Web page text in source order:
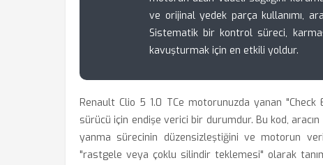
ve orijinal yedek parça kullanımı,
Sistematik bir kontrol süreci,
kavuşturmak için en etkili yoldur.
Renault Clio 5 1.0 TCe motorunuzda yanan "Check
sürücü için endişe verici bir durumdur. Bu kod,
yanma sürecinin düzensizleştiğini ve motorun
"rastgele veya çoklu silindir teklemesi" olarak